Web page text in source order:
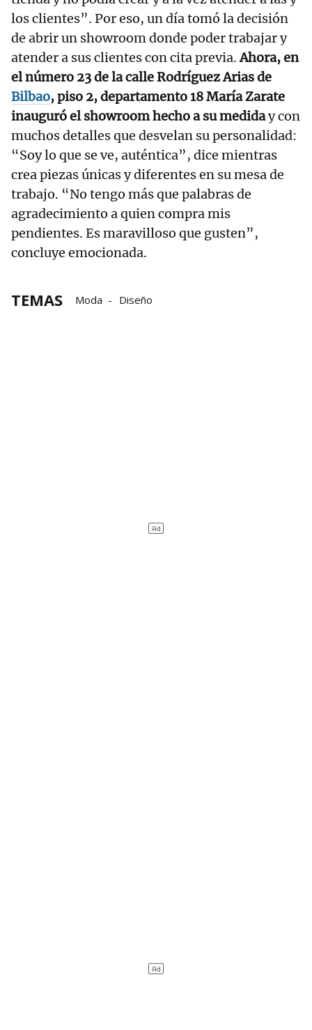
los clientes”. Por eso, un día tomó la decisión
de abrir un showroom donde poder trabajar y
atender a sus clientes con cita previa.Ahora, en
el número 23 de la calle Rodríguez Arias de
Bilbao, piso 2, departamento 18 María Zarate
inauguró el showroom hecho a su mediday con
muchos detalles que desvelan su personalidad:
“Soy lo que se ve, auténtica”, dice mientras
crea piezas únicas y diferentes en su mesa de
trabajo. “No tengo más que palabras de
agradecimiento a quien compra mis
pendientes. Es maravilloso que gusten”,
concluye emocionada.
TEMAS Moda Diseño